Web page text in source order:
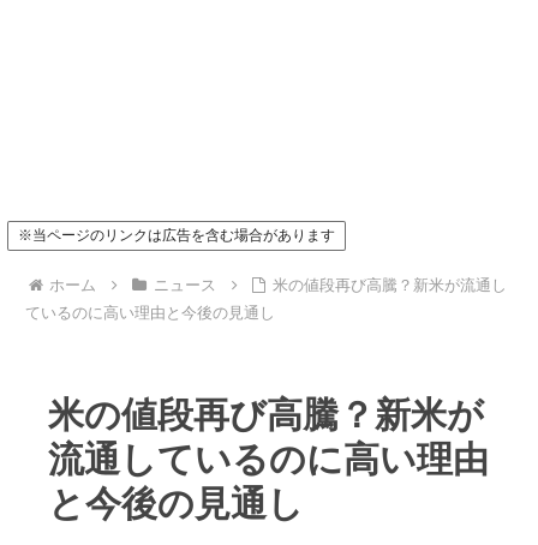
※当ページのリンクは広告を含む場合があります
ホーム ニュース
米の値段再び高騰？新米が流通し
ているのに高い理由と今後の見通し
米の値段再び高騰？新米が
流通しているのに高い理由
と今後の見通し